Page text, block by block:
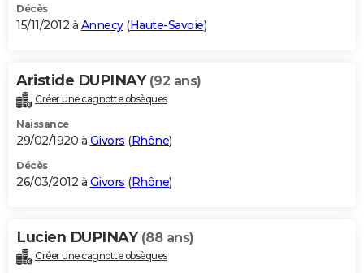
Décès
15/11/2012 à Annecy(Haute-Savoie)
Aristide DUPINAY (92 ans)
Créer une cagnotte obsèques
Naissance
29/02/1920 à Givors (Rhône)
Décès
26/03/2012 à Givors (Rhône)
Lucien DUPINAY (88 ans)
Créer une cagnotte obsèques